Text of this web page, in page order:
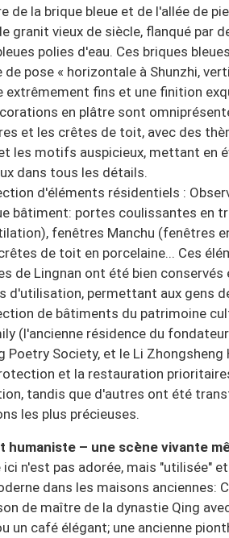
de la brique bleue et de l'allée de
granit vieux de siècle, flanqué par
polies d'eau. Ces briques
pose « horizontale à Shunzhi,
extrêmement fins et une finition
en plâtre sont
et les crêtes de toit, avec des
les motifs auspicieux, mettant en
dans tous les détails.
d'éléments résidentiels :
bâtiment: portes coulissantes en
fenêtres Manchu (fenêtres
de toit en porcelaine... Ces
de Lingnan ont été bien
d'utilisation, permettant aux gens
de bâtiments du patrimoine
(l'ancienne résidence du
Poetry Society, et le Li
et la restauration
tandis que d'autres ont été
les plus précieuses.
humaniste – une scène vivante
ici n'est pas adorée, mais "utilisée"
dans les maisons
de maître de la dynastie Qing
un café élégant; une ancienne